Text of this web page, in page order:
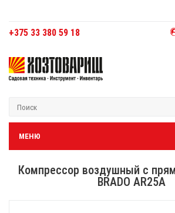
+375 33 380 59 18
МЕНЮ
Компрессор воздушный с
BRADO AR25A